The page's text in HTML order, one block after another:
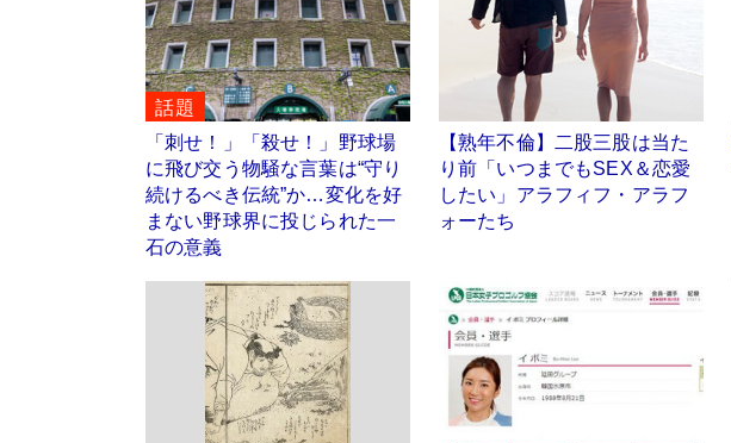
話題
「刺せ！」「殺せ！」野球場
に飛び交う物騒な言葉は“守り
続けるべき伝統”か…変化を好
まない野球界に投じられた一
石の意義
【熟年不倫】二股三股は当た
り前「いつまでもSEX＆恋愛
したい」アラフィフ・アラフ
ォーたち